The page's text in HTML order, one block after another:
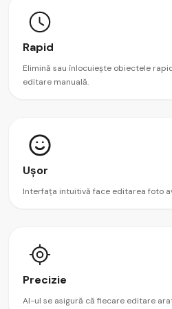
Rapid
Elimină sau înlocuiește obiectele
editare manuală.
Ușor
Interfața intuitivă face editarea foto
Precizie
AI-ul se asigură că fiecare editare